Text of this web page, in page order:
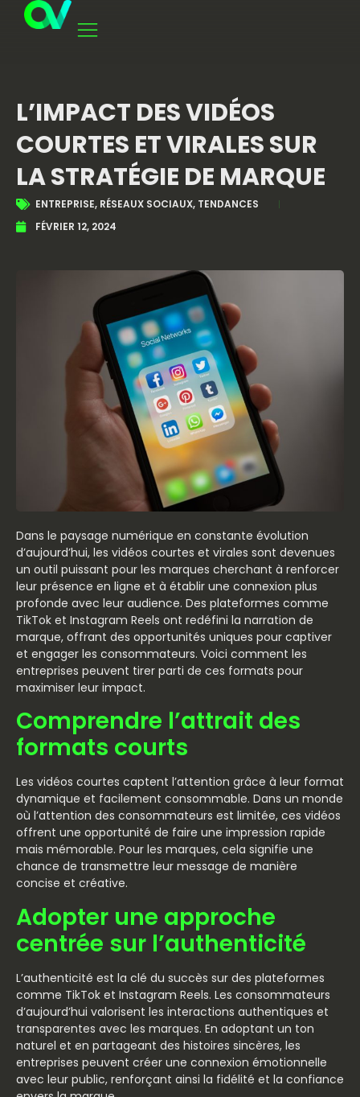
L’IMPACT DES VIDÉOS
COURTES ET VIRALES SUR
LA STRATÉGIE DE MARQUE
ENTREPRISE, RÉSEAUX SOCIAUX, TENDANCES
FÉVRIER 12, 2024
Dans le paysage numérique en constante évolution
d’aujourd’hui, les vidéos courtes et virales sont devenues
un outil puissant pour les marques cherchant à renforcer
leur présence en ligne et à établir une connexion plus
profonde avec leur audience. Des plateformes comme
TikTok et Instagram Reels ont redéfini la narration de
marque, offrant des opportunités uniques pour captiver
et engager les consommateurs. Voici comment les
entreprises peuvent tirer parti de ces formats pour
maximiser leur impact.
Comprendre l’attrait des
formats courts
Les vidéos courtes captent l’attention grâce à leur format
dynamique et facilement consommable. Dans un monde
où l’attention des consommateurs est limitée, ces vidéos
offrent une opportunité de faire une impression rapide
mais mémorable. Pour les marques, cela signifie une
chance de transmettre leur message de manière
concise et créative.
Adopter une approche
centrée sur l’authenticité
L’authenticité est la clé du succès sur des plateformes
comme TikTok et Instagram Reels. Les consommateurs
d’aujourd’hui valorisent les interactions authentiques et
transparentes avec les marques. En adoptant un ton
naturel et en partageant des histoires sincères, les
entreprises peuvent créer une connexion émotionnelle
avec leur public, renforçant ainsi la fidélité et la confiance